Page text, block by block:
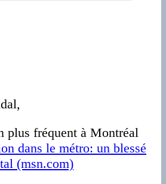
plus fréquent à Montréal
dans le métro: un blessé
(msn.com)